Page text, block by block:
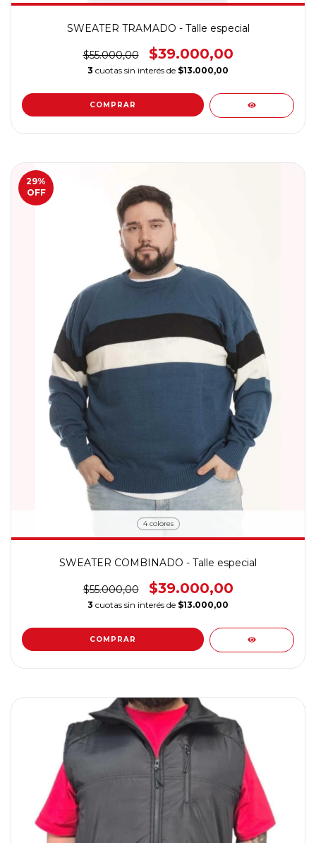
SWEATER TRAMADO - Talle especial
$55.000,00 $39.000,00
3 cuotas sin interés de $13.000,00
COMPRAR
29%
OFF
4 colores
SWEATER COMBINADO - Talle especial
$55.000,00 $39.000,00
3 cuotas sin interés de $13.000,00
COMPRAR